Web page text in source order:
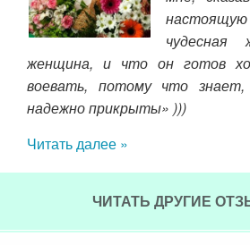
настоящую
женщина, и что он готов
воевать, потому что
надежно прикрыты» )))
Читать далее »
ЧИТАТЬ ДРУГИЕ